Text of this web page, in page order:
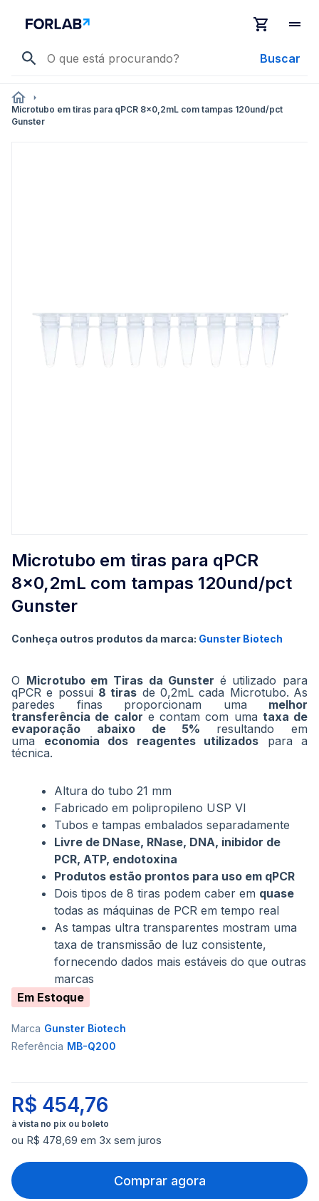
Buscar
Microtubo em tiras para qPCR 8x0,2mL com tampas 120und/pct
Gunster
para
o
início
da
Galeria
imagens
Microtubo em tiras para qPCR
8x0,2mL com tampas 120und/pct
Gunster
Conheça outros produtos da marca: Gunster Biotech
O Microtubo em Tiras da Gunster é utilizado para
qPCR e possui 8 tiras de 0,2mL cada Microtubo. As
paredes finas proporcionam uma melhor
transferência de calor e contam com uma taxa de
evaporação abaixo de 5% resultando em
uma economia dos reagentes utilizados para a
técnica.
Altura do tubo 21 mm
Fabricado em polipropileno USP VI
Tubos e tampas embalados separadamente
Livre de DNase, RNase, DNA, inibidor de
PCR, ATP, endotoxina
Produtos estão prontos para uso em qPCR
Dois tipos de 8 tiras podem caber em quase
todas as máquinas de PCR em tempo real
As tampas ultra transparentes mostram uma
taxa de transmissão de luz consistente,
fornecendo dados mais estáveis do que outras
marcas
Em Estoque
Marca Gunster Biotech
Referência MB-Q200
R$ 454,76
ou R$ 478,69 em 3x sem juros
Comprar agora